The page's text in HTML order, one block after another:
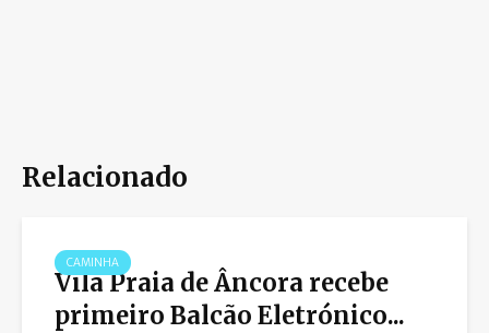
Relacionado
CAMINHA
Vila Praia de Âncora recebe
primeiro Balcão Eletrónico...